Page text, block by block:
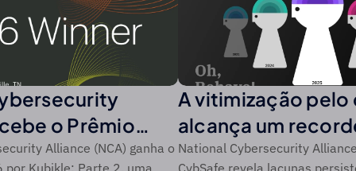
o Prêmio
CSO da
Alliance (NCA) ganha o
por Kubikle: Parte 2, uma
A vitimização
alcança um
ao longo de um
National Cybersecurity
CybSafe revela lacunas